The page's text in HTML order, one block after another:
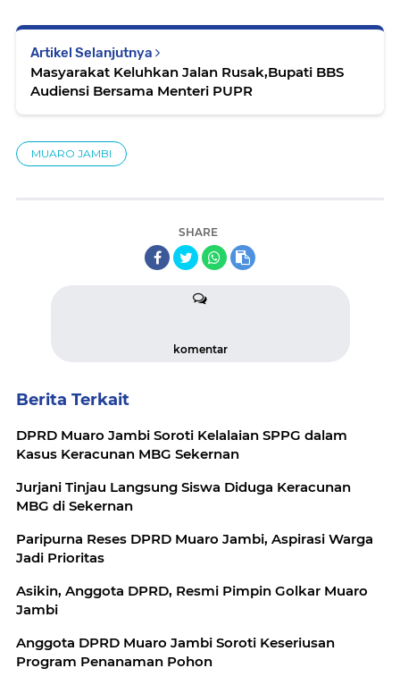
Artikel Selanjutnya
Masyarakat Keluhkan Jalan Rusak,Bupati BBS
Audiensi Bersama Menteri PUPR
MUARO JAMBI
SHARE
komentar
Berita Terkait
DPRD Muaro Jambi Soroti Kelalaian SPPG dalam
Kasus Keracunan MBG Sekernan
Jurjani Tinjau Langsung Siswa Diduga Keracunan
MBG di Sekernan
Paripurna Reses DPRD Muaro Jambi, Aspirasi Warga
Jadi Prioritas
Asikin, Anggota DPRD, Resmi Pimpin Golkar Muaro
Jambi
Anggota DPRD Muaro Jambi Soroti Keseriusan
Program Penanaman Pohon